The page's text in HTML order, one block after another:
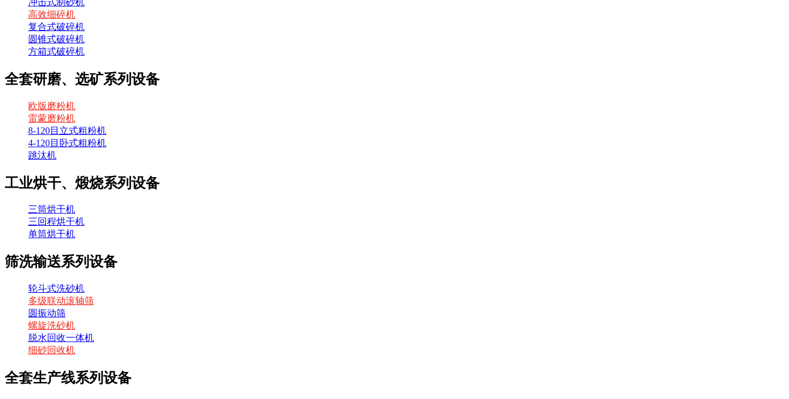
高效细碎机
复合式破碎机
圆锥式破碎机
方箱式破碎机
全套研磨、选矿系列设备
欧版磨粉机
雷蒙磨粉机
8-120目立式粗粉机
4-120目卧式粗粉机
跳汰机
工业烘干、煅烧系列设备
三筒烘干机
三回程烘干机
单筒烘干机
筛洗输送系列设备
轮斗式洗砂机
多级联动滚轴筛
圆振动筛
螺旋洗砂机
脱水回收一体机
细砂回收机
全套生产线系列设备